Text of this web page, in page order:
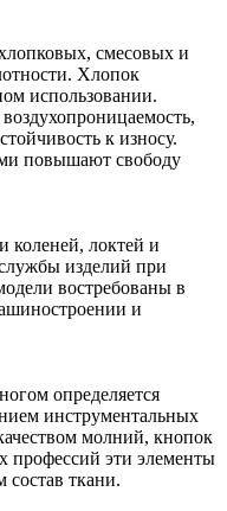
смесовых и
Хлопок
использовании.
к износу.
повышают свободу
коленей, локтей и
изделий при
востребованы в
и
определяется
инструментальных
молний, кнопок
профессий эти элементы
ткани.